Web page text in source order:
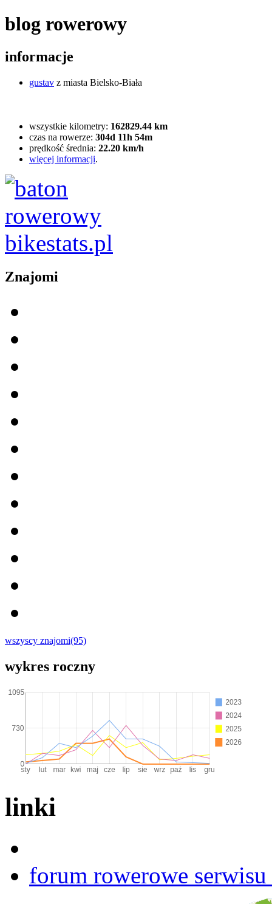
blog rowerowy
informacje
gustav z miasta Bielsko-Biała
wszystkie kilometry: 162829.44 km
czas na rowerze: 304d 11h 54m
prędkość średnia: 22.20 km/h
więcej informacji.
Znajomi
wszyscy znajomi(95)
wykres roczny
linki
forum rowerowe